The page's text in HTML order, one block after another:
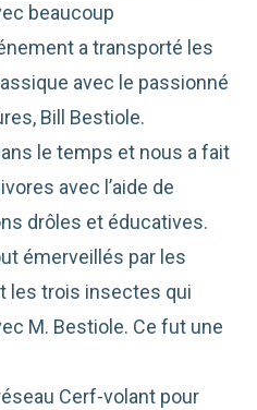
beaucoup
a transporté les
avec le passionné
Bill Bestiole.
le temps et nous a fait
avec l’aide de
drôles et éducatives.
émerveillés par les
les trois insectes qui
M. Bestiole. Ce fut une
Cerf-volant pour